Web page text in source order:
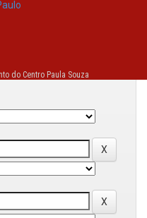
do Centro Paula Souza